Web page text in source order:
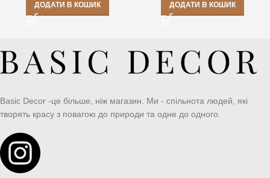
ДОДАТИ В КОШИК ДОДАТИ В КОШИК
Basic Decor -це більше, ніж магазин. Ми - спільнота людей, які
творять красу з повагою до природи та одне до одного.